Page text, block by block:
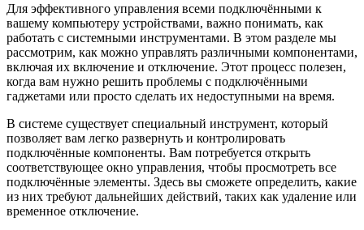
Для эффективного управления всеми подключёнными к
вашему компьютеру устройствами, важно понимать, как
работать с системными инструментами. В этом разделе мы
рассмотрим, как можно управлять различными компонентами,
включая их включение и отключение. Этот процесс полезен,
когда вам нужно решить проблемы с подключёнными
гаджетами или просто сделать их недоступными на время.
В системе существует специальный инструмент, который
позволяет вам легко развернуть и контролировать
подключённые компоненты. Вам потребуется открыть
соответствующее окно управления, чтобы просмотреть все
подключённые элементы. Здесь вы сможете определить, какие
из них требуют дальнейших действий, таких как удаление или
временное отключение.